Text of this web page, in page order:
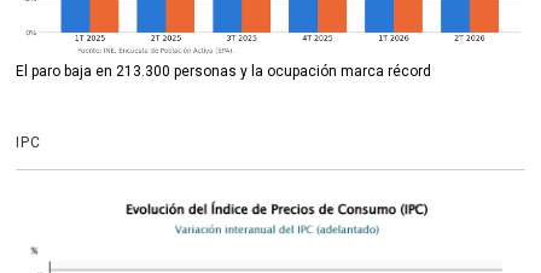
El paro baja en 213.300 personas y la ocupación marca récord
IPC